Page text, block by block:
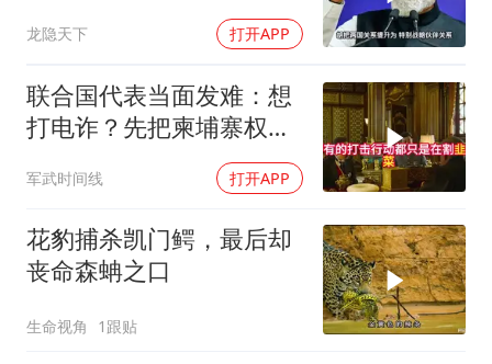
龙隐天下 打开APP
联合国代表当面发难：想
打电诈？先把柬埔寨权贵
军武时间线 打开APP
花豹捕杀凯门鳄，最后却
丧命森蚺之口
生命视角 1跟贴